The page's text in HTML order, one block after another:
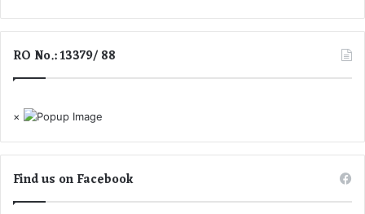
गा
या
दे
का
ज
ज़्बा
ण
मु
त्री
वि
ष्णु
दे
व
य
RO No.: 13379/ 88
×
Find us on Facebook